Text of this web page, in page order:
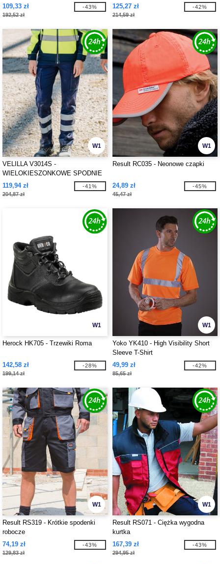
109,33 zł
192,52 zł
-43%
125,27 zł
214,59 zł
-42%
W1
VELILLA V3014S -
WIELOKIESZONKOWE SPODNIE
STRETCH Z PASKAMI
ODBLASKOWYMI
119,94 zł
204,87 zł
-41%
W1
Result RC035 - Neonowe czapki
24,89 zł
45,47 zł
-45%
W1
Herock HK705 - Trzewiki Roma
142,58 zł
199,14 zł
-28%
W1
Yoko YK410 - High Visibility Short
Sleeve T-Shirt
49,99 zł
85,65 zł
-42%
W1
Result RS319 - Krótkie spodenki
robocze
74,19 zł
129,83 zł
-43%
W1
Result RS071 - Ciężka wygodna
kurtka
167,39 zł
294,95 zł
-43%